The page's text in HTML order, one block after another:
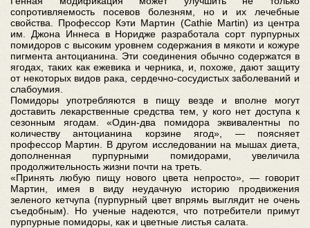
сопротивляемость посевов болезням, но и их лечебные
свойства. Профессор Кэти Мартин (Cathie Martin) из центра
им. Джона Иннеса в Норидже разработала сорт пурпурных
помидоров с высоким уровнем содержания в мякоти и кожуре
пигмента антоцианина. Эти соединения обычно содержатся в
ягодах, таких как ежевика и черника, и, похоже, дают защиту
от некоторых видов рака, сердечно-сосудистых заболеваний и
слабоумия.
Помидоры употребляются в пищу везде и вполне могут
доставить лекарственные средства тем, у кого нет доступа к
сезонным ягодам. «Один-два помидора эквивалентны по
количеству антоцианина корзине ягод», — поясняет
профессор Мартин. В другом исследовании на мышах диета,
дополненная пурпурными помидорами, увеличила
продолжительность жизни почти на треть.
«Принять любую пищу нового цвета непросто», — говорит
Мартин, имея в виду неудачную историю продвижения
зеленого кетчупа (пурпурный цвет впрямь выглядит не очень
съедобным). Но ученые надеются, что потребители примут
пурпурные помидоры, как и цветные листья салата.